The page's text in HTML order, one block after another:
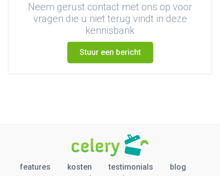
Neem gerust contact met ons op voor
vragen die u niet terug vindt in deze
kennisbank
Stuur een bericht
features kosten testimonials
blog